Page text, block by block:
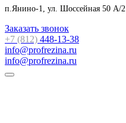
п.Янино-1, ул. Шоссейная 50 А/2
Заказать звонок
+7 (812) 448-13-38
info@profrezina.ru
info@profrezina.ru